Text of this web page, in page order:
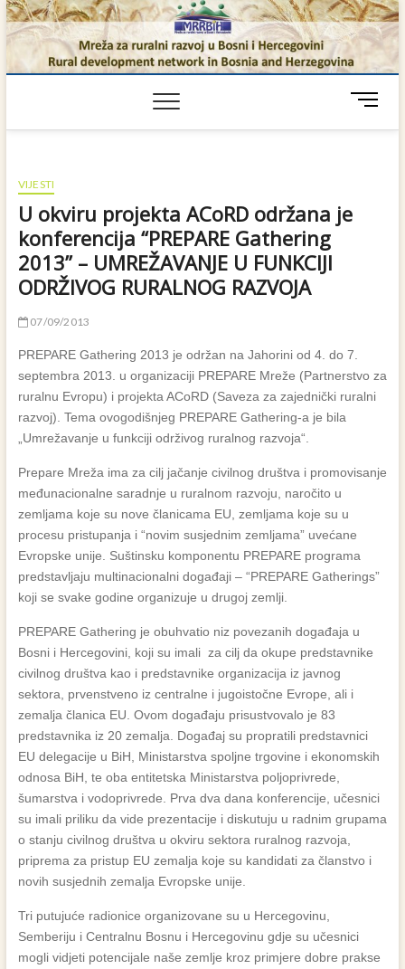
Skip
to
content
M
VIJESTI
U okviru projekta ACoRD održana je
konferencija “PREPARE Gathering
2013” – UMREŽAVANJE U FUNKCIJI
ODRŽIVOG RURALNOG RAZVOJA
07/09/2013
PREPARE Gathering 2013 je održan na Jahorini od 4. do 7.
septembra 2013. u organizaciji PREPARE Mreže (Partnerstvo za
ruralnu Evropu) i projekta ACoRD (Saveza za zajednički ruralni
razvoj). Tema ovogodišnjeg PREPARE Gathering-a je bila
„Umrežavanje u funkciji održivog ruralnog razvoja“.
Prepare Mreža ima za cilj jačanje civilnog društva i promovisanje
međunacionalne saradnje u ruralnom razvoju, naročito u
zemljama koje su nove članicama EU, zemljama koje su u
procesu pristupanja i “novim susjednim zemljama” uvećane
Evropske unije. Suštinsku komponentu PREPARE programa
predstavljaju multinacionalni događaji – “PREPARE Gatherings”
koji se svake godine organizuje u drugoj zemlji.
PREPARE Gathering je obuhvatio niz povezanih događaja u
Bosni i Hercegovini, koji su imali za cilj da okupe predstavnike
civilnog društva kao i predstavnike organizacija iz javnog
sektora, prvenstveno iz centralne i jugoistočne Evrope, ali i
zemalja članica EU. Ovom događaju prisustvovalo je 83
predstavnika iz 20 zemalja. Događaj su propratili predstavnici
EU delegacije u BiH, Ministarstva spoljne trgovine i ekonomskih
odnosa BiH, te oba entitetska Ministarstva poljoprivrede,
šumarstva i vodoprivrede. Prva dva dana konferencije, učesnici
su imali priliku da vide prezentacije i diskutuju u radnim grupama
o stanju civilnog društva u okviru sektora ruralnog razvoja,
priprema za pristup EU zemalja koje su kandidati za članstvo i
novih susjednih zemalja Evropske unije.
Tri putujuće radionice organizovane su u Hercegovinu,
Semberiju i Centralnu Bosnu i Hercegovinu gdje su učesnici
mogli vidjeti potencijale naše zemlje kroz primjere dobre prakse